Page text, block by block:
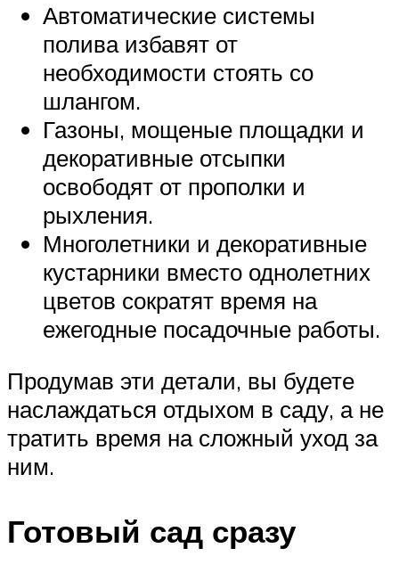
Автоматические системы
полива избавят от
необходимости стоять со
шлангом.
Газоны, мощеные площадки и
декоративные отсыпки
освободят от прополки и
рыхления.
Многолетники и декоративные
кустарники вместо однолетних
цветов сократят время на
ежегодные посадочные работы.
Продумав эти детали, вы будете
наслаждаться отдыхом в саду, а не
тратить время на сложный уход за
ним.
Готовый сад сразу